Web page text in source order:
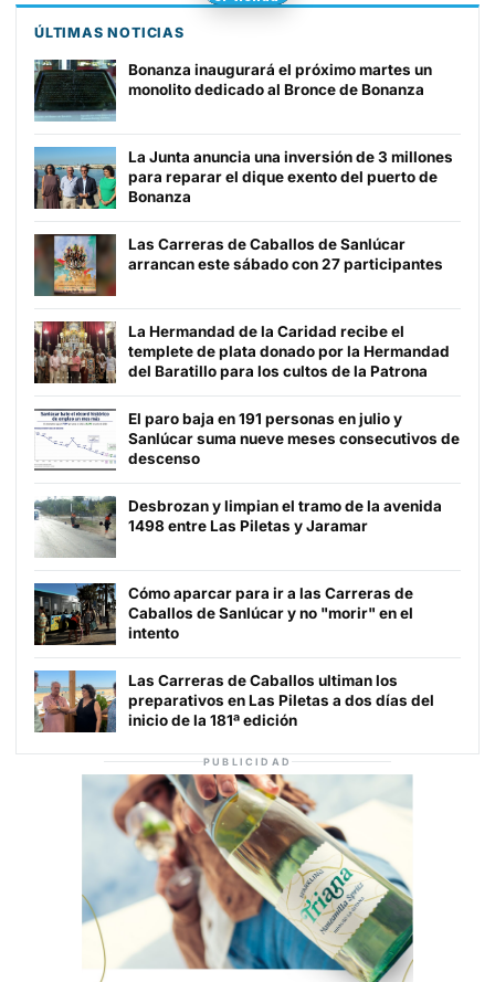
TIENDA DE
ÚLTIMAS NOTICIAS
Bonanza inaugurará el próximo martes un
monolito dedicado al Bronce de Bonanza
La Junta anuncia una inversión de 3 millones
para reparar el dique exento del puerto de
Bonanza
Las Carreras de Caballos de Sanlúcar
arrancan este sábado con 27 participantes
La Hermandad de la Caridad recibe el
templete de plata donado por la Hermandad
del Baratillo para los cultos de la Patrona
El paro baja en 191 personas en julio y
Sanlúcar suma nueve meses consecutivos de
descenso
Desbrozan y limpian el tramo de la avenida
1498 entre Las Piletas y Jaramar
Cómo aparcar para ir a las Carreras de
Caballos de Sanlúcar y no "morir" en el
intento
Las Carreras de Caballos ultiman los
preparativos en Las Piletas a dos días del
inicio de la 181ª edición
PUBLICIDAD